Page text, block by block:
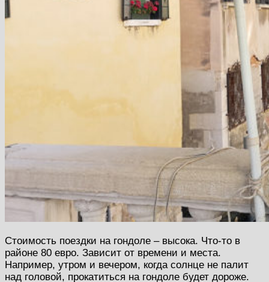
Стоимость поездки на гондоле – высока. Что-то в
районе 80 евро. Зависит от времени и места.
Например, утром и вечером, когда солнце не палит
над головой, прокатиться на гондоле будет дороже.